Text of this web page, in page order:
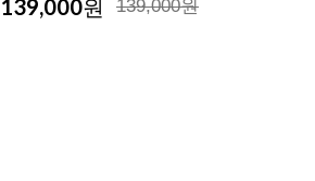
139,000원 139,000원